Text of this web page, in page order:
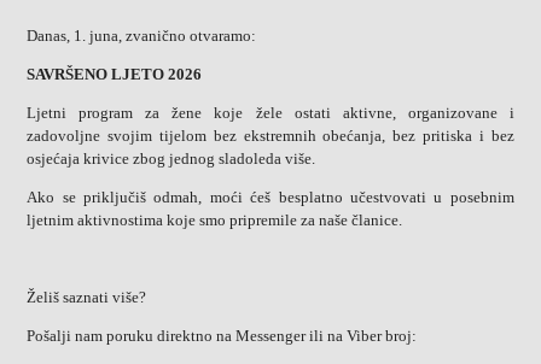
Danas, 1. juna, zvanično otvaramo:
SAVRŠENO LJETO 2026
Ljetni program za žene koje žele ostati aktivne, organizovane i
zadovoljne svojim tijelom bez ekstremnih obećanja, bez pritiska i bez
osjećaja krivice zbog jednog sladoleda više.
Ako se priključiš odmah, moći ćeš besplatno učestvovati u posebnim
ljetnim aktivnostima koje smo pripremile za naše članice.
Želiš saznati više?
Pošalji nam poruku direktno na Messenger ili na Viber broj: